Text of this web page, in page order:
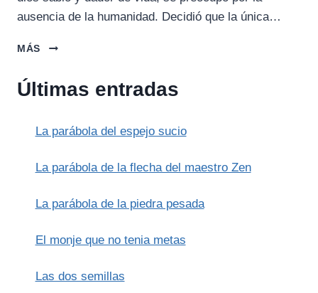
ausencia de la humanidad. Decidió que la única…
MÁS
QUETZALCOATL
CREACIÓN
(AZTECAS/MESOAMERICANO)
Últimas entradas
La parábola del espejo sucio
La parábola de la flecha del maestro Zen
La parábola de la piedra pesada
El monje que no tenia metas
Las dos semillas